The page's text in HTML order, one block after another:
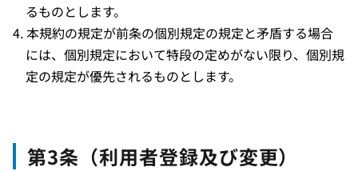
るものとします。
本規約の規定が前条の個別規定の規定と矛盾する場合
には、個別規定において特段の定めがない限り、個別規
定の規定が優先されるものとします。
第3条（利用者登録及び変更）